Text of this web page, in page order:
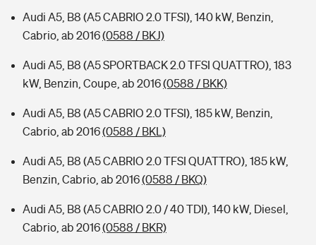
Audi A5, B8 (A5 CABRIO 2.0 TFSI), 140 kW, Benzin,
Cabrio, ab 2016(0588 / BKJ)
Audi A5, B8 (A5 SPORTBACK 2.0 TFSI QUATTRO), 183
kW, Benzin, Coupe, ab 2016(0588 / BKK)
Audi A5, B8 (A5 CABRIO 2.0 TFSI), 185 kW, Benzin,
Cabrio, ab 2016(0588 / BKL)
Audi A5, B8 (A5 CABRIO 2.0 TFSI QUATTRO), 185 kW,
Benzin, Cabrio, ab 2016(0588 / BKQ)
Audi A5, B8 (A5 CABRIO 2.0 / 40 TDI), 140 kW, Diesel,
Cabrio, ab 2016(0588 / BKR)